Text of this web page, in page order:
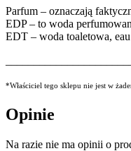
Parfum – oznaczają
EDP – to woda
EDT – woda toaletowa,
*Właściciel tego sklepu nie jest w
Opinie
Na razie nie ma opinii o